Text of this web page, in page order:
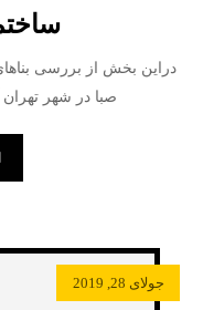
دراین بخش از بررسی
صبا در شهر
جولای 28, 2019